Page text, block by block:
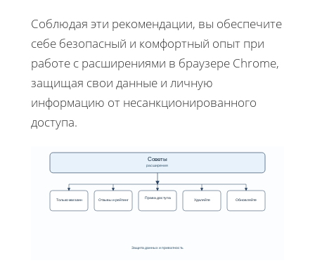
Соблюдая эти рекомендации, вы обеспечите
себе безопасный и комфортный опыт при
работе с расширениями в браузере Chrome,
защищая свои данные и личную
информацию от несанкционированного
доступа.
Советы
расширения
Только магазин Отзывы и рейтинг
Права доступа Удаляйте Обновляйте
Защита данных и приватность